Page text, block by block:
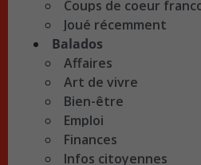
Coups de coeur
Joué récemment
Balados
Affaires
Art de vivre
Bien-être
Emploi
Finances
Infos citoyennes